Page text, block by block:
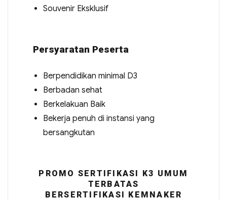
Souvenir Eksklusif
Persyaratan Peserta
Berpendidikan minimal D3
Berbadan sehat
Berkelakuan Baik
Bekerja penuh di instansi yang
bersangkutan
PROMO SERTIFIKASI K3 UMUM
TERBATAS
BERSERTIFIKASI KEMNAKER